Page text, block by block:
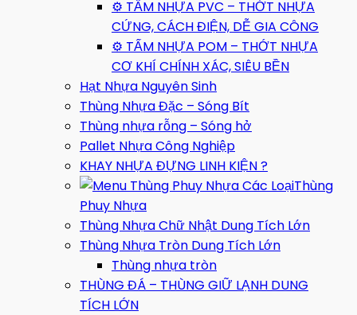
⚙️ TẤM NHỰA PVC – THỚT NHỰA
CỨNG, CÁCH ĐIỆN, DỄ GIA CÔNG
⚙️ TẤM NHỰA POM – THỚT NHỰA
CƠ KHÍ CHÍNH XÁC, SIÊU BỀN
Hạt Nhựa Nguyên Sinh
Thùng Nhựa Đặc – Sóng Bít
Thùng nhựa rỗng – Sóng hở
Pallet Nhựa Công Nghiệp
KHAY NHỰA ĐỰNG LINH KIỆN ?
Thùng
Phuy Nhựa
Thùng Nhựa Chữ Nhật Dung Tích Lớn
Thùng Nhựa Tròn Dung Tích Lớn
Thùng nhựa tròn
THÙNG ĐÁ – THÙNG GIỮ LẠNH DUNG
TÍCH LỚN